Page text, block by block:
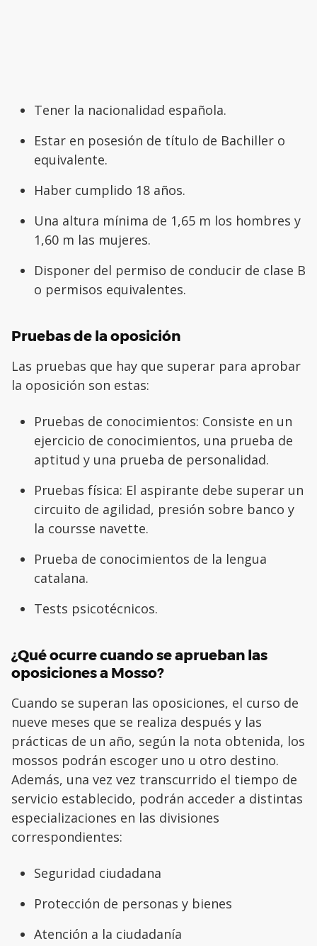
Tener la nacionalidad española.
Estar en posesión de título de Bachiller o
equivalente.
Haber cumplido 18 años.
Una altura mínima de 1,65 m los hombres y
1,60 m las mujeres.
Disponer del permiso de conducir de clase B
o permisos equivalentes.
Pruebas de la oposición
Las pruebas que hay que superar para aprobar
la oposición son estas:
Pruebas de conocimientos: Consiste en un
ejercicio de conocimientos, una prueba de
aptitud y una prueba de personalidad.
Pruebas física: El aspirante debe superar un
circuito de agilidad, presión sobre banco y
la coursse navette.
Prueba de conocimientos de la lengua
catalana.
Tests psicotécnicos.
¿Qué ocurre cuando se aprueban las
oposiciones a Mosso?
Cuando se superan las oposiciones, el curso de
nueve meses que se realiza después y las
prácticas de un año, según la nota obtenida, los
mossos podrán escoger uno u otro destino.
Además, una vez vez transcurrido el tiempo de
servicio establecido, podrán acceder a distintas
especializaciones en las divisiones
correspondientes:
Seguridad ciudadana
Protección de personas y bienes
Atención a la ciudadanía